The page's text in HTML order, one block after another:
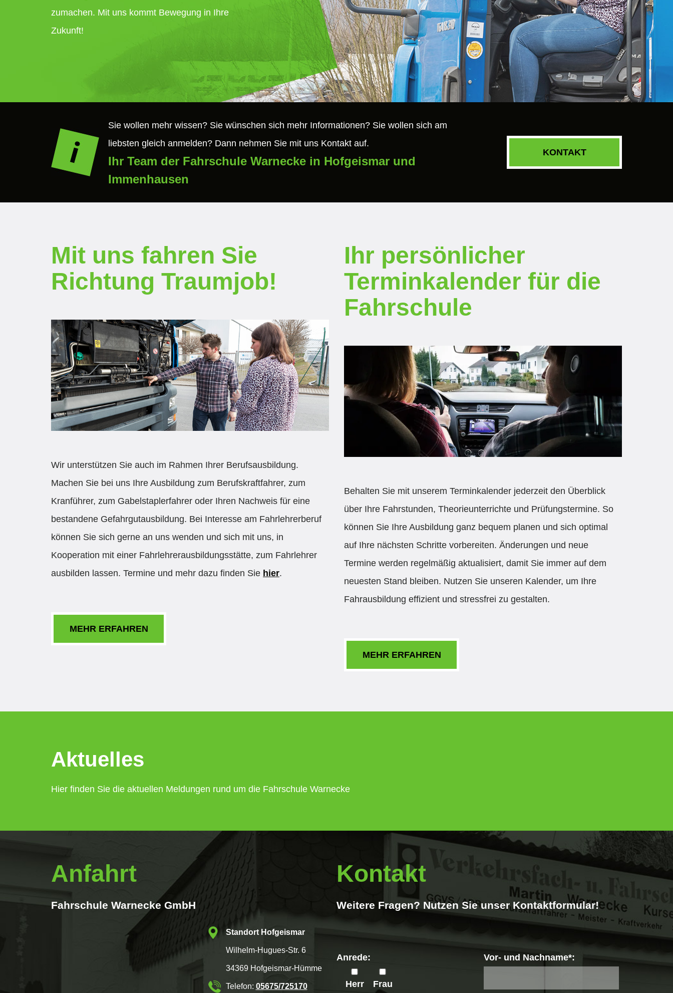
zumachen. Mit uns kommt Bewegung in Ihre
Zukunft!
Sie wollen mehr wissen? Sie wünschen sich mehr Informationen? Sie wollen sich am
liebsten gleich anmelden? Dann nehmen Sie mit uns Kontakt auf.
Ihr Team der Fahrschule Warnecke in Hofgeismar und
Immenhausen
KONTAKT
Mit uns fahren Sie
Richtung Traumjob!
Wir unterstützen Sie auch im Rahmen Ihrer Berufsausbildung.
Machen Sie bei uns Ihre Ausbildung zum Berufskraftfahrer, zum
Kranführer, zum Gabelstaplerfahrer oder Ihren Nachweis für eine
bestandene Gefahrgutausbildung. Bei Interesse am Fahrlehrerberuf
können Sie sich gerne an uns wenden und sich mit uns, in
Kooperation mit einer Fahrlehrerausbildungsstätte, zum Fahrlehrer
ausbilden lassen. Termine und mehr dazu finden Sie hier.
MEHR ERFAHREN
Ihr persönlicher
Terminkalender für die
Fahrschule
Behalten Sie mit unserem Terminkalender jederzeit den Überblick
über Ihre Fahrstunden, Theorieunterrichte und Prüfungstermine. So
können Sie Ihre Ausbildung ganz bequem planen und sich optimal
auf Ihre nächsten Schritte vorbereiten. Änderungen und neue
Termine werden regelmäßig aktualisiert, damit Sie immer auf dem
neuesten Stand bleiben. Nutzen Sie unseren Kalender, um Ihre
Fahrausbildung effizient und stressfrei zu gestalten.
MEHR ERFAHREN
Aktuelles
Hier finden Sie die aktuellen Meldungen rund um die Fahrschule Warnecke
Anfahrt
Fahrschule Warnecke GmbH
Standort Hofgeismar
Wilhelm-Hugues-Str. 6
34369 Hofgeismar-Hümme
Telefon: 05675/725170
Kontakt
Weitere Fragen? Nutzen Sie unser Kontaktformular!
Anrede:
Herr Frau
Vor- und Nachname*: